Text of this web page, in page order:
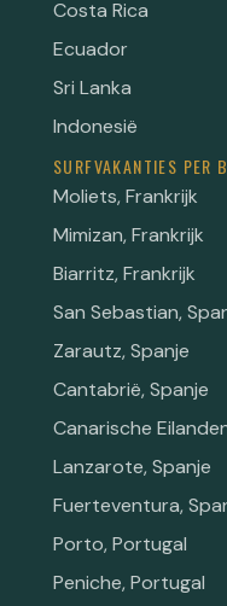
Costa Rica
Ecuador
Sri Lanka
Indonesië
SURFVAKANTIES PER
Moliets, Frankrijk
Mimizan, Frankrijk
Biarritz, Frankrijk
San Sebastian,
Zarautz, Spanje
Cantabrië, Spanje
Canarische
Lanzarote, Spanje
Fuerteventura,
Porto, Portugal
Peniche, Portugal